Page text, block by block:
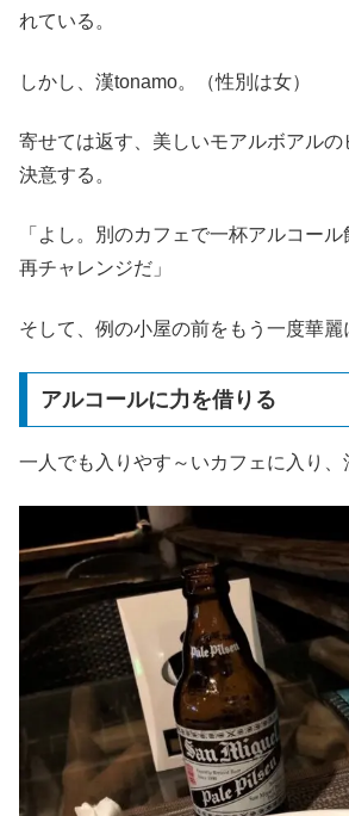
れている。
しかし、漢tonamo。（性別は女）
寄せては返す、美しいモアルボアルの
決意する。
「よし。別のカフェで一杯アルコー
再チャレンジだ」
そして、例の小屋の前をもう一度華麗
アルコールに力を借りる
一人でも入りやす～いカフェに入り、